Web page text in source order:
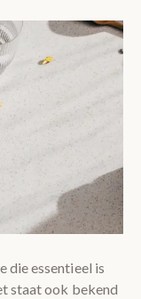
die essentieel is
staat ook bekend